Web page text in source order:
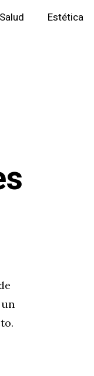
Salud Estética